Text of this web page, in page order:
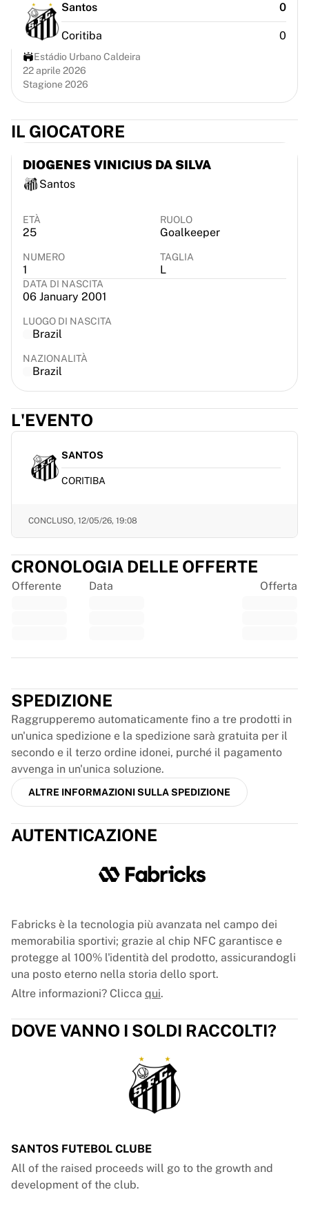
Portland Trail Blazers
LA Clippers
Visualizza tutta la NBA
Le migliori squadre europee
Beşiktaş Gain
Fenerbahçe Basketbol
Slovenia
Virtus Bologna
Guerri Napoli
Altri sport
Ciclismo
Team Visma | Lease a bike
Netcompany INEOS
EF Education
Team Jayco AlUla
Visualizza tutto il ciclismo
Rugby
France Rugby
Gloucester Rugby
Bath Rugby
ASM Clermont Auvergne
Harlequins
Visualizza tutto il rugby
Cricket
England Cricket
Delhi Capitals
West Indies
Cricket Ireland
Visualizza tutto il cricket
Aalborg Pirates
Tre Kronor
NHL Alumni
Visualizza tutto l'hockey su ghiaccio
Altro
La mia collezione
Santos 0
Coritiba 0
Estádio Urbano Caldeira
22 aprile 2026
Stagione 2026
IL GIOCATORE
DIOGENES VINICIUS DA SILVA
Santos
ETÀ
25
RUOLO
Goalkeeper
NUMERO
1
TAGLIA
L
DATA DI NASCITA
06 January 2001
LUOGO DI NASCITA
Brazil
NAZIONALITÀ
Brazil
L'EVENTO
SANTOS
CORITIBA
CONCLUSO, 12/05/26, 19:08
CRONOLOGIA DELLE OFFERTE
Offerente Data Offerta
SPEDIZIONE
Raggrupperemo automaticamente fino a tre prodotti in
un'unica spedizione e la spedizione sarà gratuita per il
secondo e il terzo ordine idonei, purché il pagamento
avvenga in un'unica soluzione.
ALTRE INFORMAZIONI SULLA SPEDIZIONE
AUTENTICAZIONE
Fabricks è la tecnologia più avanzata nel campo dei
memorabilia sportivi; grazie al chip NFC garantisce e
protegge al 100% l'identità del prodotto, assicurandogli
una posto eterno nella storia dello sport.
Altre informazioni? Clicca qui.
DOVE VANNO I SOLDI RACCOLTI?
SANTOS FUTEBOL CLUBE
All of the raised proceeds will go to the growth and
development of the club.